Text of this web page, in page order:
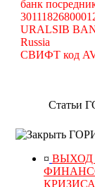
банк
URALSIB
Russia
СВИФТ код
Статьи
¤ ВЫХОД
КРИЗИСА